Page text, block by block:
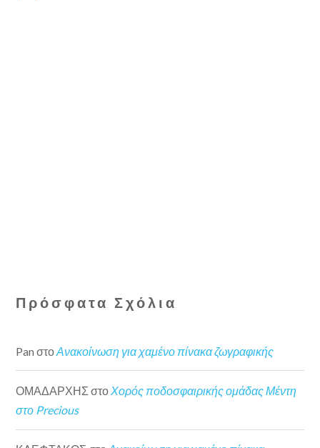
Πρόσφατα Σχόλια
Pan στοΑνακοίνωση για χαμένο πίνακα ζωγραφικής
ΟΜΑΔΑΡΧΗΣ στοΧορός ποδοσφαιρικής ομάδας Μέντη
στο Precious